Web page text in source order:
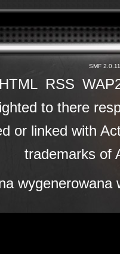
SMF 2.0.11
RSS
to there
or linked with
trademarks of
wygenerowana